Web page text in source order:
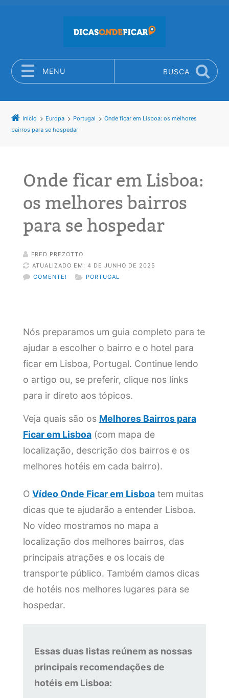
MENU BUSCA
Início Europa Portugal
Onde ficar em Lisboa: os melhores
bairros para se hospedar
Onde ficar em Lisboa:
os melhores bairros
para se hospedar
FRED PREZOTTO
ATUALIZADO EM: 4 DE JUNHO DE 2025
COMENTE!
PORTUGAL
Nós preparamos um guia completo para te
ajudar a escolher o bairro e o hotel para
ficar em Lisboa, Portugal. Continue lendo
o artigo ou, se preferir, clique nos links
para ir direto aos tópicos.
Veja quais são os Melhores Bairros para
Ficar em Lisboa(com mapa de
localização, descrição dos bairros e os
melhores hotéis em cada bairro).
O Vídeo Onde Ficar em Lisboatem muitas
dicas que te ajudarão a entender Lisboa.
No vídeo mostramos no mapa a
localização dos melhores bairros, das
principais atrações e os locais de
transporte público. Também damos dicas
de hotéis nos melhores lugares para se
hospedar.
Essas duas listas reúnem as nossas
principais recomendações de
hotéis em Lisboa: